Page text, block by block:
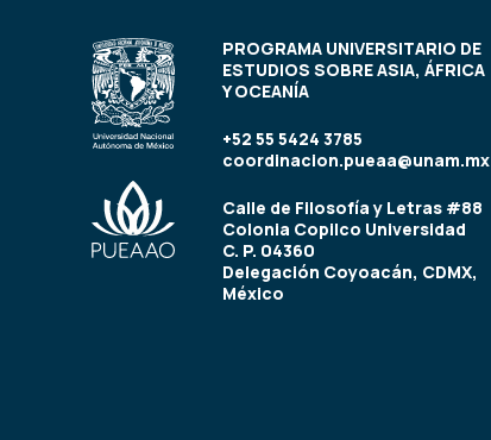
PROGRAMA UNIVERSITARIO DE
ESTUDIOS SOBRE ASIA, ÁFRICA
Y OCEANÍA
+52 55 5424 3785
coordinacion.pueaa@unam.mx
Calle de Filosofía y Letras #88
Colonia Copilco Universidad
C. P. 04360
Delegación Coyoacán, CDMX,
México